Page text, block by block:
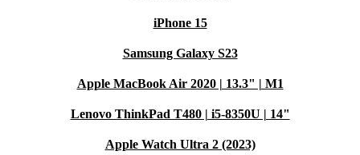
iPhone 15
Samsung Galaxy S23
Apple MacBook Air 2020 | 13.3" | M1
Lenovo ThinkPad T480 | i5-8350U | 14"
Apple Watch Ultra 2 (2023)